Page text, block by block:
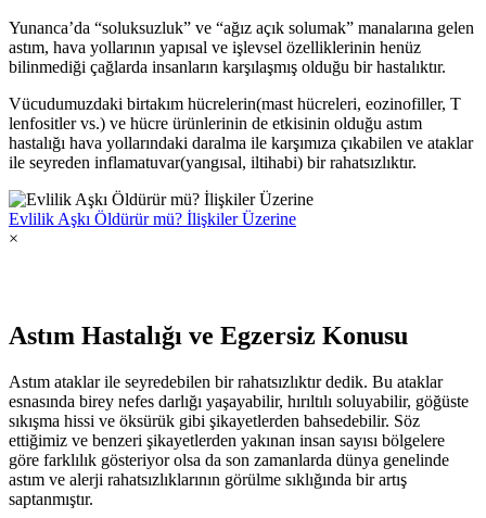
Yunanca’da “soluksuzluk” ve “ağız açık solumak” manalarına gelen
astım, hava yollarının yapısal ve işlevsel özelliklerinin henüz
bilinmediği çağlarda insanların karşılaşmış olduğu bir hastalıktır.
Vücudumuzdaki birtakım hücrelerin(mast hücreleri, eozinofiller, T
lenfositler vs.) ve hücre ürünlerinin de etkisinin olduğu astım
hastalığı hava yollarındaki daralma ile karşımıza çıkabilen ve ataklar
ile seyreden inflamatuvar(yangısal, iltihabi) bir rahatsızlıktır.
Evlilik Aşkı Öldürür mü? İlişkiler Üzerine
×
Astım Hastalığı ve Egzersiz Konusu
Astım ataklar ile seyredebilen bir rahatsızlıktır dedik. Bu ataklar
esnasında birey nefes darlığı yaşayabilir, hırıltılı soluyabilir, göğüste
sıkışma hissi ve öksürük gibi şikayetlerden bahsedebilir. Söz
ettiğimiz ve benzeri şikayetlerden yakınan insan sayısı bölgelere
göre farklılık gösteriyor olsa da son zamanlarda dünya genelinde
astım ve alerji rahatsızlıklarının görülme sıklığında bir artış
saptanmıştır.